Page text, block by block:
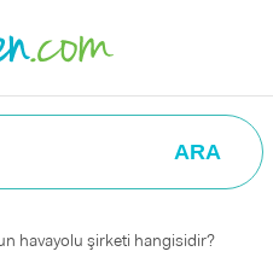
ARA
havayolu şirketi hangisidir?